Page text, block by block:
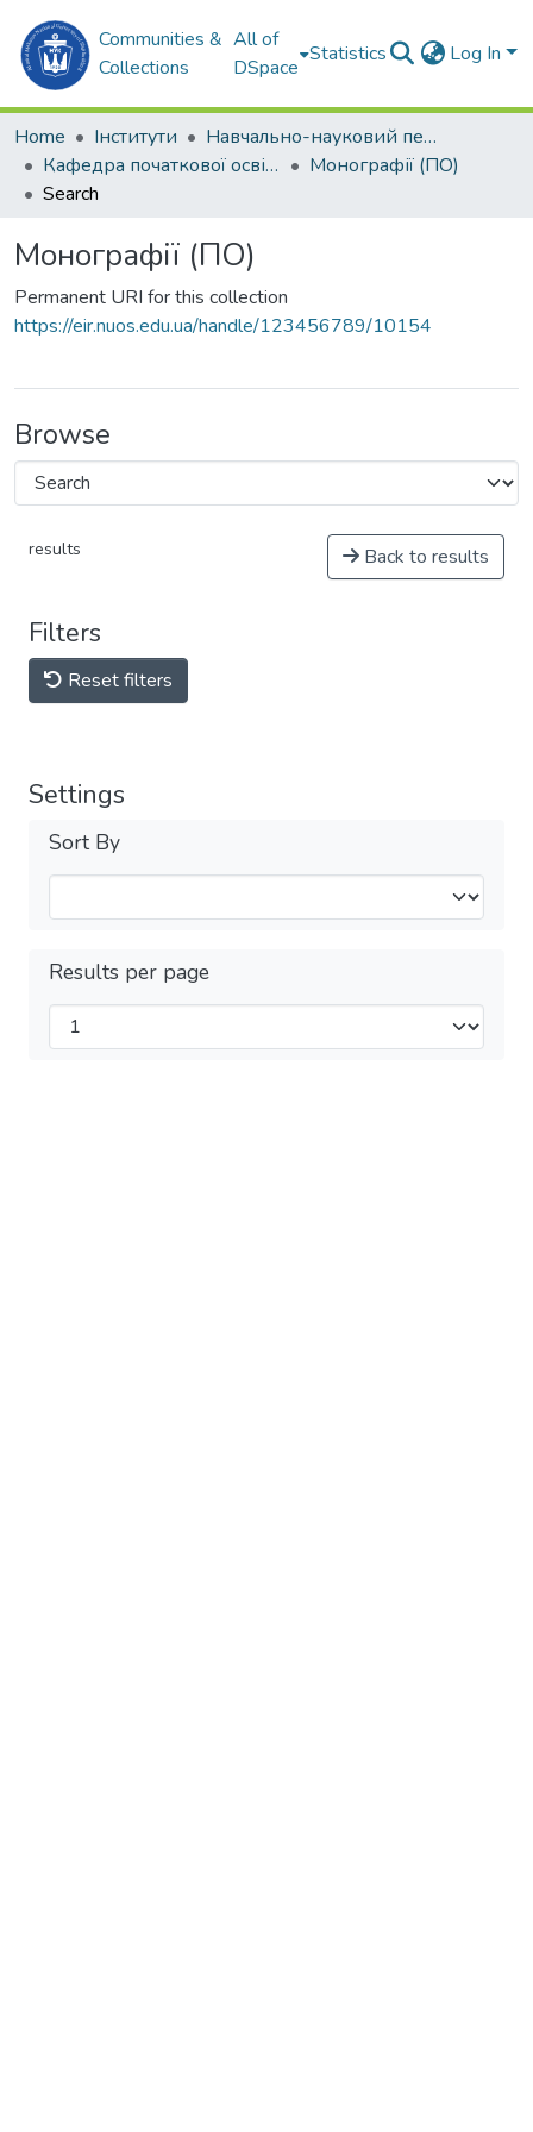
Communities &
Collections
All of
DSpace
Statistics Log In
Home Інститути
Навчально-науковий педагогічний інститут ім. В. О. Сухомлинського (ННПІ ім. В.О. Сухомлинського)
Кафедра початкової освіти (ПО)
Монографії (ПО)
Search
Монографії (ПО)
Permanent URI for this collection
https://eir.nuos.edu.ua/handle/123456789/10154
Browse
results Back to results
Filters
Reset filters
Settings
Sort By
Results per page